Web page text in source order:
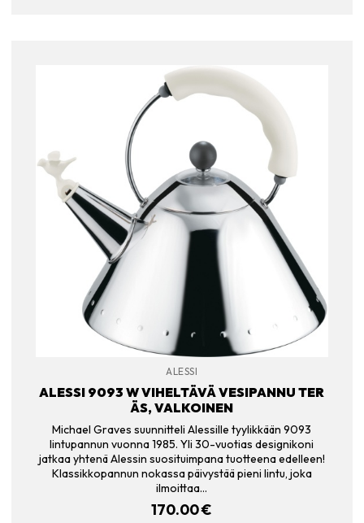
ALESSI
ALESSI 9093 W VIHELTÄVÄ VESIPANNU TER
ÄS, VALKOINEN
Michael Graves suunnitteli Alessille tyylikkään 9093
lintupannun vuonna 1985. Yli 30-vuotias designikoni
jatkaa yhtenä Alessin suosituimpana tuotteena edelleen!
Klassikkopannun nokassa päivystää pieni lintu, joka
ilmoittaa…
170.00€